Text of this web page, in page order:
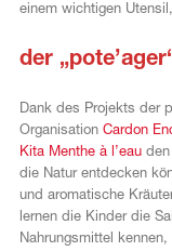
einem wichtigen
der
Dank des Projekts der
Organisation Cardon
Kita Menthe à l’eauden
die Natur entdecken
und aromatische
lernen die Kinder die
Nahrungsmittel